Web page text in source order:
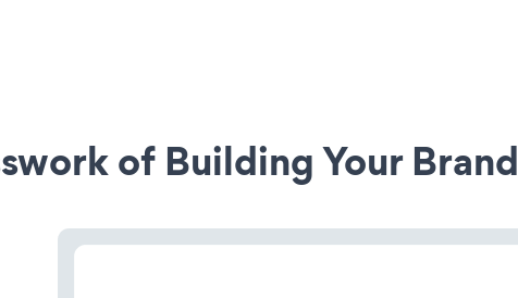
of Building Your Brand